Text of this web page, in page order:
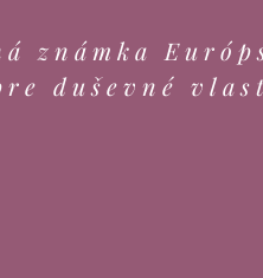
známka
duševné